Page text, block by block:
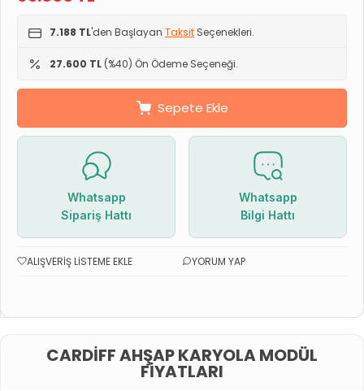
7.188 TL'den Başlayan Taksit Seçenekleri.
27.600 TL (%40) Ön Ödeme Seçeneği.
Sepete Ekle
Whatsapp
Sipariş Hattı
Whatsapp
Bilgi Hattı
ALIŞVERIŞ LISTEME EKLE YORUM YAP
CARDIFF AHŞAP KARYOLA MODÜL
FIYATLARI